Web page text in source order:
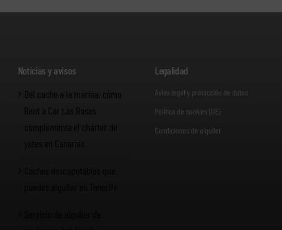
Noticias y avisos
Del coche a la marina: cómo
Rent a Car Las Rosas
complementa el chárter de
Legalidad
Aviso legal y protección de datos
Política de cookies (UE)
Condiciones de alquiler